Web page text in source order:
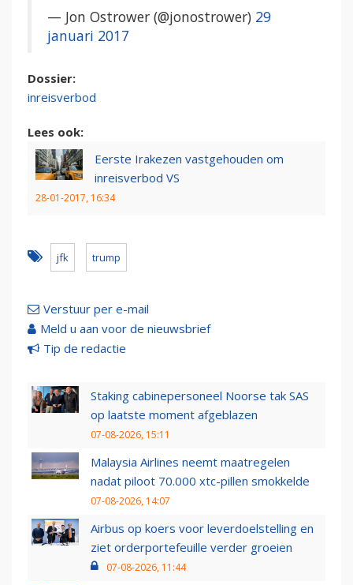
— Jon Ostrower (@jonostrower) 29
januari 2017
Dossier:
inreisverbod
Lees ook:
Eerste Irakezen vastgehouden om
inreisverbod VS
28-01-2017, 16:34
jfk trump
Verstuur per e-mail
Meld u aan voor de nieuwsbrief
Tip de redactie
Staking cabinepersoneel Noorse tak SAS
op laatste moment afgeblazen
07-08-2026, 15:11
Malaysia Airlines neemt maatregelen
nadat piloot 70.000 xtc-pillen smokkelde
07-08-2026, 14:07
Airbus op koers voor leverdoelstelling en
ziet orderportefeuille verder groeien
07-08-2026, 11:44